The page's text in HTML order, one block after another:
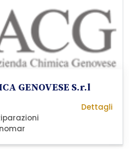
GENOVESE S.r.l
Dettagli